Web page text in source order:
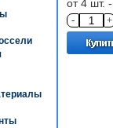
от 4 шт. -
- +